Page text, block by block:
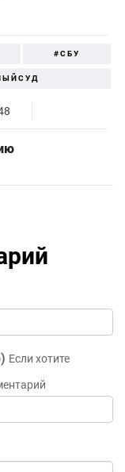
#СБУ
Если хотите